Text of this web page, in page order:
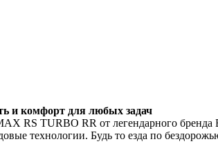
и комфорт для любых задач
RS TURBO RR от легендарного
технологии. Будь то езда по